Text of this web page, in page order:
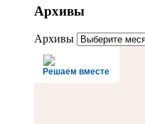
Архивы
Архивы
Решаем вместе